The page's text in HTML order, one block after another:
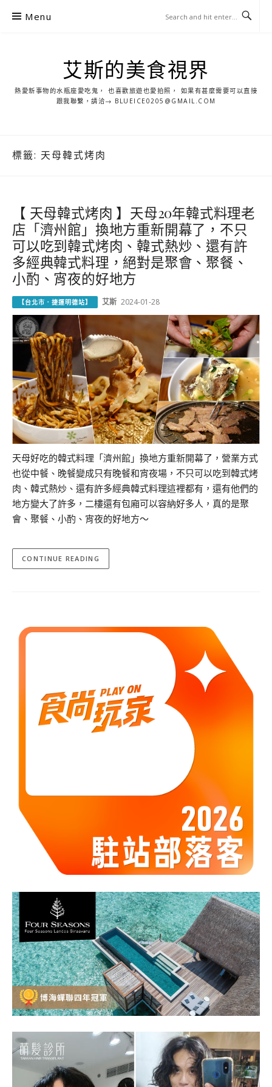
Menu
艾斯的美食視界
熱愛新事物的水瓶座愛吃鬼， 也喜歡旅遊也愛拍照， 如果有甚麼需要可以直接
跟我聯繫，請洽→ BLUEICE0205@GMAIL.COM
標籤: 天母韓式烤肉
【 天母韓式烤肉 】天母20年韓式料理老
店「濟州館」換地方重新開幕了，不只
可以吃到韓式烤肉、韓式熱炒、還有許
多經典韓式料理，絕對是聚會、聚餐、
小酌、宵夜的好地方
【台北市．捷運明德站】 艾斯 2024-01-28
天母好吃的韓式料理「濟州館」換地方重新開幕了，營業方式
也從中餐、晚餐變成只有晚餐和宵夜場，不只可以吃到韓式烤
肉、韓式熱炒、還有許多經典韓式料理這裡都有，還有他們的
地方變大了許多，二樓還有包廂可以容納好多人，真的是聚
會、聚餐、小酌、宵夜的好地方～
CONTINUE READING